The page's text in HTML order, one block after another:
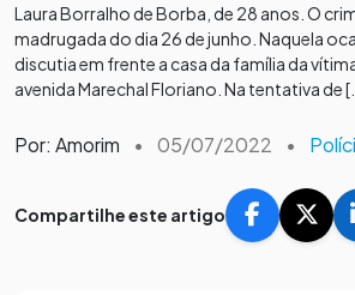
Laura Borralho de Borba, de 28 anos. O
madrugada do dia 26 de junho. Naquela
discutia em frente a casa da família da
avenida Marechal Floriano. Na tentativa de
Por: Amorim • 05/07/2022 •
Compartilhe este artigo